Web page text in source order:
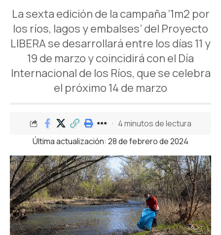
La sexta edición de la campaña ‘1m2 por
los ríos, lagos y embalses’ del Proyecto
LIBERA se desarrollará entre los días 11 y
19 de marzo y coincidirá con el Día
Internacional de los Ríos, que se celebra
el próximo 14 de marzo
Última actualización: 28 de febrero de 2024
4 minutos de lectura